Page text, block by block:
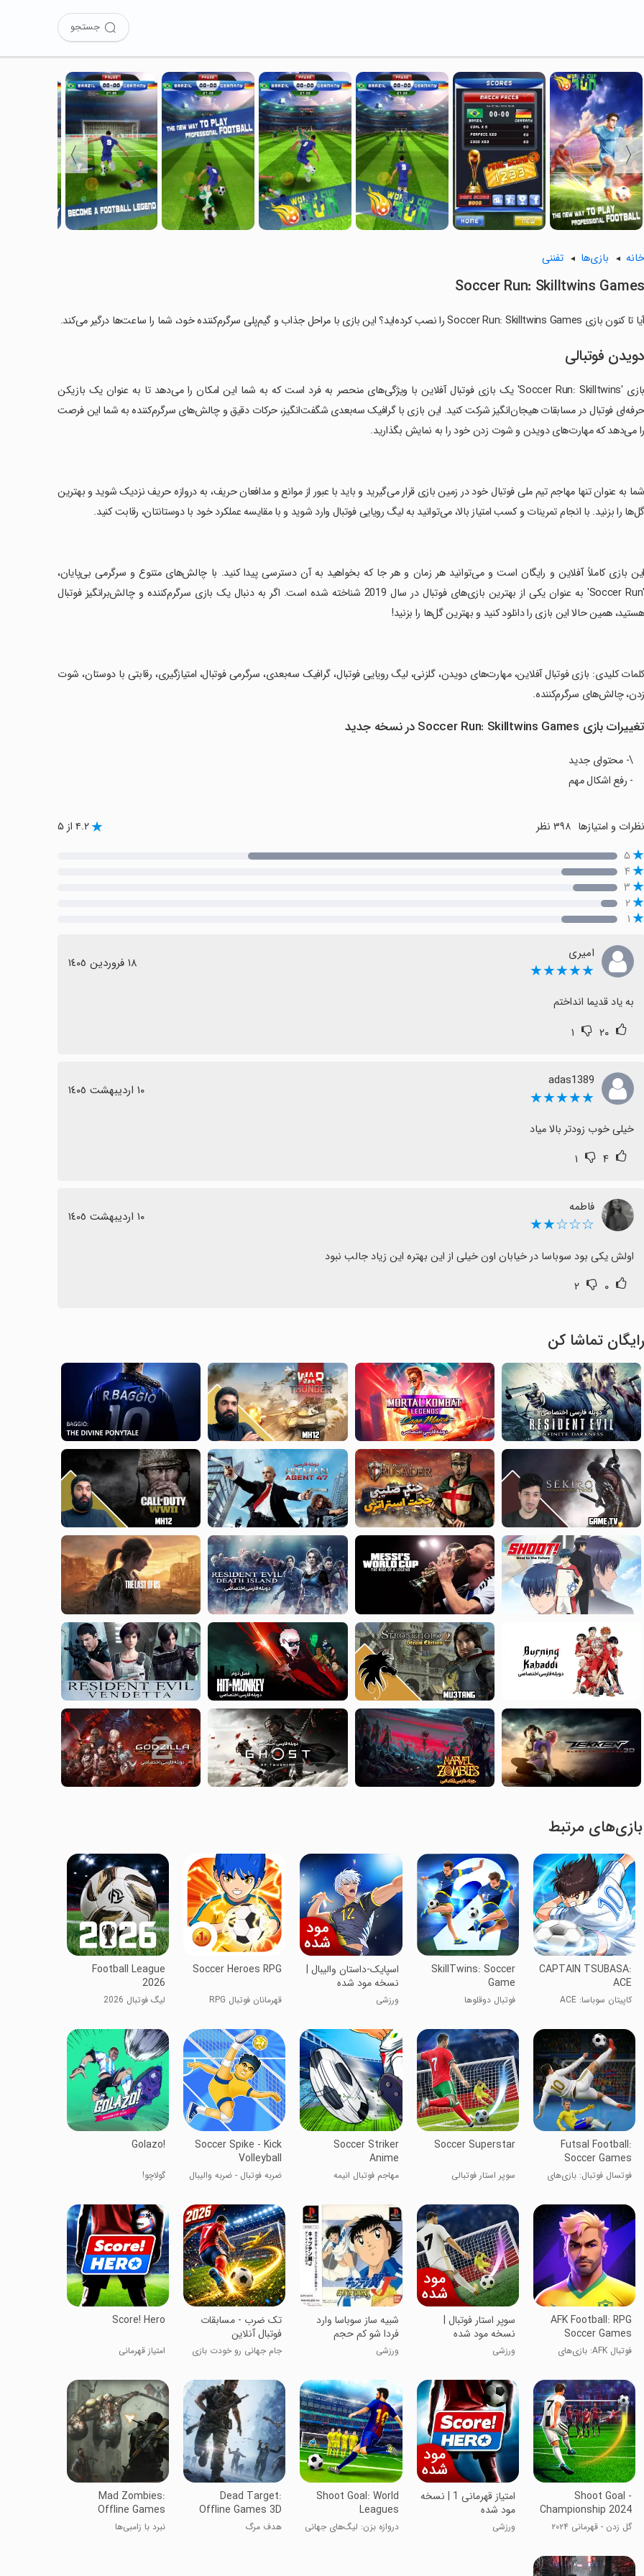
جستجو
〈
〉
خانه بازی‌ها تفننی
Soccer Run: Skilltwins Games
آیا تا کنون بازی Soccer Run: Skilltwins Games را نصب کرده‌اید؟ این بازی با مراحل جذاب و گیم‌پلی سرگرم‌کننده خود، شما را ساعت‌ها درگیر می‌کند.
دویدن فوتبالی
بازی 'Soccer Run: Skilltwins' یک بازی فوتبال آفلاین با ویژگی‌های منحصر به فرد است که به شما این امکان را می‌دهد تا به عنوان یک بازیکن
حرفه‌ای فوتبال در مسابقات هیجان‌انگیز شرکت کنید. این بازی با گرافیک سه‌بعدی شگفت‌انگیز، حرکات دقیق و چالش‌های سرگرم‌کننده به شما این فرصت
را می‌دهد که مهارت‌های دویدن و شوت زدن خود را به نمایش بگذارید.
‏شما به عنوان تنها مهاجم تیم ملی فوتبال خود در زمین بازی قرار می‌گیرید و باید با عبور از موانع و مدافعان حریف، به دروازه حریف نزدیک شوید و بهترین
گل‌ها را بزنید. با انجام تمرینات و کسب امتیاز بالا، می‌توانید به لیگ رویایی فوتبال وارد شوید و با مقایسه عملکرد خود با دوستانتان، رقابت کنید.
‏این بازی کاملاً آفلاین و رایگان است و می‌توانید هر زمان و هر جا که بخواهید به آن دسترسی پیدا کنید. با چالش‌های متنوع و سرگرمی بی‌پایان،
'Soccer Run' به عنوان یکی از بهترین بازی‌های فوتبال در سال 2019 شناخته شده است. اگر به دنبال یک بازی سرگرم‌کننده و چالش‌برانگیز فوتبال
هستید، همین حالا این بازی را دانلود کنید و بهترین گل‌ها را بزنید!
‏کلمات کلیدی: بازی فوتبال آفلاین، مهارت‌های دویدن، گلزنی، لیگ رویایی فوتبال، گرافیک سه‌بعدی، سرگرمی فوتبال، امتیازگیری، رقابتی با دوستان، شوت
زدن، چالش‌های سرگرم‌کننده.
تغییرات بازی Soccer Run: Skilltwins Games در نسخه جدید
\- محتوای جدید
- رفع اشکال مهم
نظرات و امتیازها ۴.۲ از ۵
۵
۴
۳
۲
۱
امیر‌ی
★★★★★ ١٨ فروردین ١٤٠٥
به یاد قدیما انداختم
۲۰ ۱
adas1389
★★★★★ ١٠ اردیبهشت ١٤٠٥
خیلی خوب زودتر بالا میاد
۴ ۱
فاطمه
☆☆☆★★ ١٠ اردیبهشت ١٤٠٥
اولش یکی بود سوباسا در خیابان اون خیلی از این بهتره این زیاد جالب نبود
۰ ۲
رایگان تماشا کن
بازی‌های مرتبط
CAPTAIN TSUBASA:
ACE
کاپیتان سوباسا: ACE
SkillTwins: Soccer
Game
فوتبال دوقلوها
اسپایک-داستان والیبال |
نسخه مود شده
ورزشی
Soccer Heroes RPG
قهرمانان فوتبال RPG
Football League
2026
لیگ فوتبال 2026
Futsal Football:
Soccer Games
فوتسال فوتبال: بازی‌های
Soccer Superstar
سوپر استار فوتبالی
Soccer Striker
Anime
مهاجم فوتبال انیمه
Soccer Spike - Kick
Volleyball
ضربه فوتبال - ضربه والیبال
Golazo!
گولاچو!
AFK Football: RPG
Soccer Games
فوتبال AFK: بازی‌های
سوپر استار فوتبال |
نسخه مود شده
ورزشی
شبیه ساز سوباسا وارد
فردا شو کم حجم
ورزشی
‏‏‏‏تک ضرب - مسابقات
فوتبال آنلاین
جام جهانی رو خودت بازی
Score! Hero
امتیاز قهرمانی
Shoot Goal -
Championship 2024
گل زدن - قهرمانی ۲۰۲۴
امتیاز قهرمانی 1 | نسخه
مود شده
ورزشی
Shoot Goal: World
Leagues
دروازه بزن: لیگ‌های جهانی
Dead Target:
Offline Games 3D
هدف مرگ
Mad Zombies:
Offline Games
نبرد با زامبی‌ها